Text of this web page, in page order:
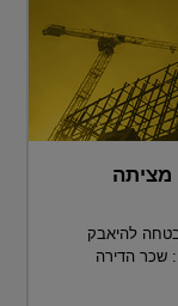
מציתה
להיאבק
שכר הדירה